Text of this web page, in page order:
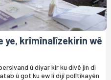
ye, krîmînalîzekirin wê
û diyar kir ku divê jin di
û got ku ew li dijî polîtîkayên